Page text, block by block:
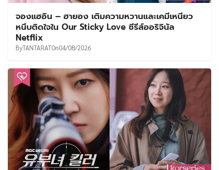
จองแฮอิน – ฮายอง เติมความหวานและเคมีเหนียว
หนึบติดใจใน Our Sticky Love ซีรีส์ออริจินัล
Netflix
ByTANTARATOn04/08/2026